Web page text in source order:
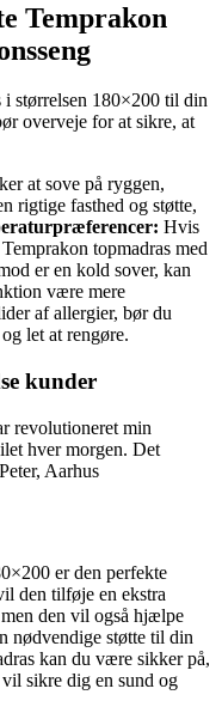
Temprakon
størrelsen 180×200 til din
overveje for at sikre, at
at sove på ryggen,
rigtige fasthed og støtte,
Hvis
topmadras med
er en kold sover, kan
være mere
af allergier, bør du
let at rengøre.
kunder
revolutioneret min
hver morgen. Det
Aarhus
er den perfekte
den tilføje en ekstra
den vil også hjælpe
nødvendige støtte til din
kan du være sikker på,
sikre dig en sund og